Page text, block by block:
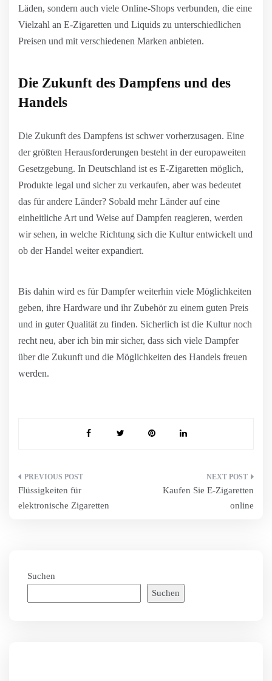
Läden, sondern auch viele Online-Shops verbunden, die eine
Vielzahl an E-Zigaretten und Liquids zu unterschiedlichen
Preisen und mit verschiedenen Marken anbieten.
Die Zukunft des Dampfens und des
Handels
Die Zukunft des Dampfens ist schwer vorherzusagen. Eine
der größten Herausforderungen besteht in der europaweiten
Gesetzgebung. In Deutschland ist es E-Zigaretten möglich,
Produkte legal und sicher zu verkaufen, aber was bedeutet
das für andere Länder? Sobald mehr Länder auf eine
einheitliche Art und Weise auf Dampfen reagieren, werden
wir sehen, in welche Richtung sich die Kultur entwickelt und
ob der Handel weiter expandiert.
Bis dahin wird es für Dampfer weiterhin viele Möglichkeiten
geben, ihre Hardware und ihr Zubehör zu einem guten Preis
und in guter Qualität zu finden. Sicherlich ist die Kultur noch
recht neu, aber ich bin mir sicher, dass sich viele Dampfer
über die Zukunft und die Möglichkeiten des Handels freuen
werden.
Beitragsnavigation
Flüssigkeiten für
elektronische Zigaretten
Kaufen Sie E-Zigaretten
online
Suchen
Suchen